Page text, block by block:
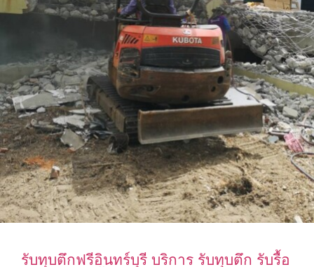
รับทุบตึกฟรีอินทร์บุรี บริการ รับทุบตึก รับรื้อ